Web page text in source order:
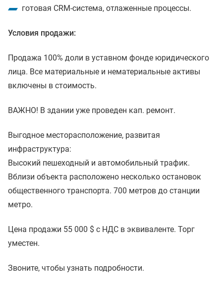
готовая CRM-система, отлаженные процессы.
Условия продажи:
Продажа 100% доли в уставном фонде юридического
лица. Все материальные и нематериальные активы
включены в стоимость.
ВАЖНО! В здании уже проведен кап. ремонт.
Выгодное месторасположение, развитая
инфраструктура:
Высокий пешеходный и автомобильный трафик.
Вблизи объекта расположено несколько остановок
общественного транспорта. 700 метров до станции
метро.
Цена продажи 55 000 $ с НДС в эквиваленте. Торг
уместен.
Звоните, чтобы узнать подробности.